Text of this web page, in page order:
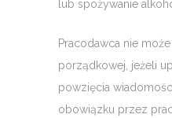
lub spożywanie
Pracodawca nie
porządkowej, jeżeli
powzięcia
obowiązku przez